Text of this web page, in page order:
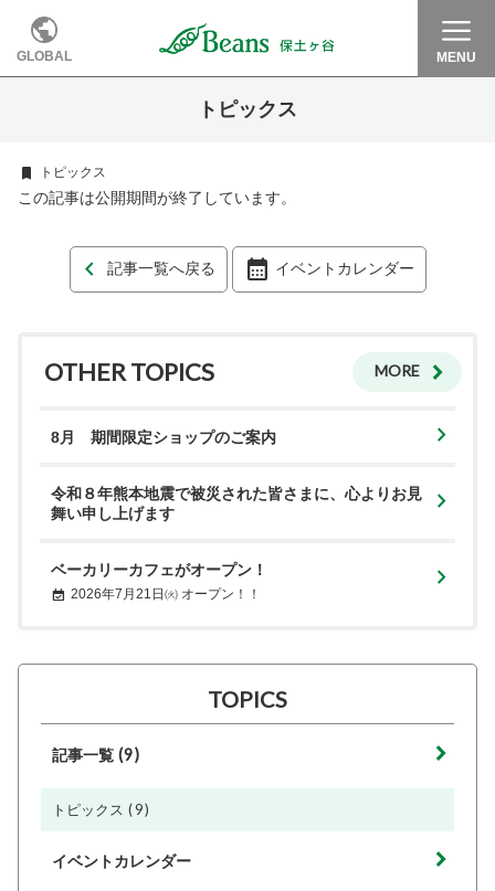
GLOBAL MENU
トピックス
トピックス
この記事は公開期間が終了しています。
記事一覧へ戻る イベントカレンダー
OTHER TOPICS MORE
8月 期間限定ショップのご案内
令和８年熊本地震で被災された皆さまに、心よりお見
舞い申し上げます
ベーカリーカフェがオープン！
2026年7月21日㈫ オープン！！
TOPICS
記事一覧 (9)
トピックス (9)
イベントカレンダー